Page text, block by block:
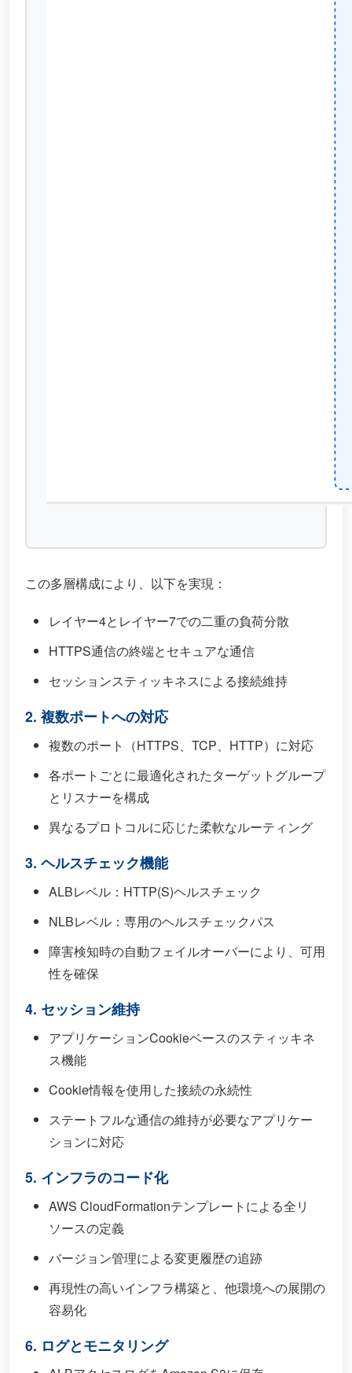
この多層構成により、以下を実現：
レイヤー4とレイヤー7での二重の負荷分散
HTTPS通信の終端とセキュアな通信
セッションスティッキネスによる接続維持
2. 複数ポートへの対応
複数のポート（HTTPS、TCP、HTTP）に対応
各ポートごとに最適化されたターゲットグループ
とリスナーを構成
異なるプロトコルに応じた柔軟なルーティング
3. ヘルスチェック機能
ALBレベル：HTTP(S)ヘルスチェック
NLBレベル：専用のヘルスチェックパス
障害検知時の自動フェイルオーバーにより、可用
性を確保
4. セッション維持
アプリケーションCookieベースのスティッキネ
ス機能
Cookie情報を使用した接続の永続性
ステートフルな通信の維持が必要なアプリケー
ションに対応
5. インフラのコード化
AWS CloudFormationテンプレートによる全リ
ソースの定義
バージョン管理による変更履歴の追跡
再現性の高いインフラ構築と、他環境への展開の
容易化
6. ログとモニタリング